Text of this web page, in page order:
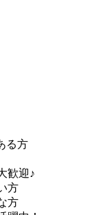
る方
歓迎♪
方
方